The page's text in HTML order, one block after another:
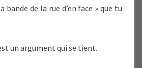
bande de la rue d’en face » que tu
un argument qui se tient.